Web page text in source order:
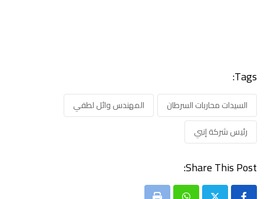
Tags:
السيدات محاربات السرطان
المهندس وائل لطفي
رئيس شركة إنبي
Share This Post: